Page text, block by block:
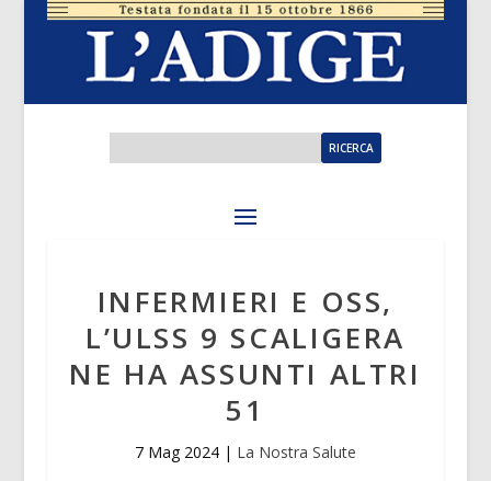
INFERMIERI E OSS,
L’ULSS 9 SCALIGERA
NE HA ASSUNTI ALTRI
51
7 Mag 2024| La Nostra Salute